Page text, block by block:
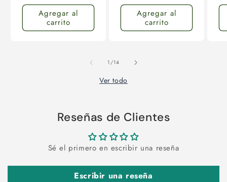
habitual de
oferta
Agregar al
carrito
Agregar al
carrito
1/de
14
Ver todo
Reseñas de Clientes
Sé el primero en escribir una reseña
Escribir una reseña